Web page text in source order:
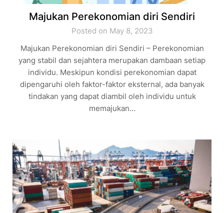
Majukan Perekonomian diri Sendiri
Posted on May 8, 2023
Majukan Perekonomian diri Sendiri – Perekonomian
yang stabil dan sejahtera merupakan dambaan setiap
individu. Meskipun kondisi perekonomian dapat
dipengaruhi oleh faktor-faktor eksternal, ada banyak
tindakan yang dapat diambil oleh individu untuk
memajukan…